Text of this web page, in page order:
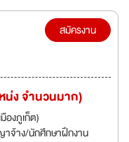
สมัครงาน
น่ง จำนวนมาก)
องภูเก็ต)
จ้าง/นักศึกษาฝึกงาน